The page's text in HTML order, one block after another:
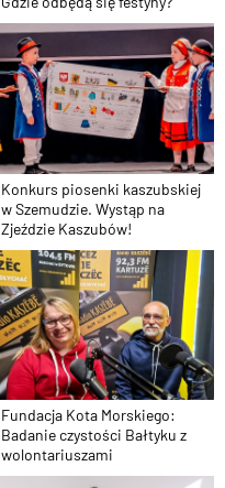
Konkurs piosenki kaszubskiej
w Szemudzie. Wystąp na
Zjeździe Kaszubów!
Fundacja Kota Morskiego:
Badanie czystości Bałtyku z
wolontariuszami